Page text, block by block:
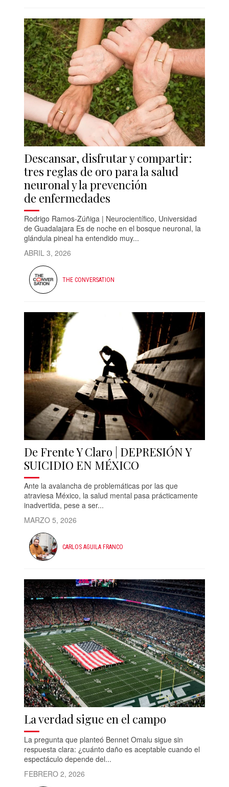
Descansar, disfrutar y compartir:
tres reglas de oro para la salud
neuronal y la prevención
de enfermedades
Rodrigo Ramos-Zúñiga | Neurocientífico, Universidad
de Guadalajara Es de noche en el bosque neuronal, la
glándula pineal ha entendido muy...
ABRIL 3, 2026
THE CONVERSATION
De Frente Y Claro | DEPRESIÓN Y
SUICIDIO EN MÉXICO
Ante la avalancha de problemáticas por las que
atraviesa México, la salud mental pasa prácticamente
inadvertida, pese a ser...
MARZO 5, 2026
CARLOS AGUILA FRANCO
La verdad sigue en el campo
La pregunta que planteó Bennet Omalu sigue sin
respuesta clara: ¿cuánto daño es aceptable cuando el
espectáculo depende del...
FEBRERO 2, 2026